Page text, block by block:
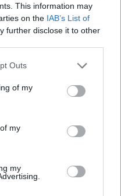
This information may
on the IAB’s List of
further disclose it to other
Outs
of my
my
my
ΤΗΝ ΚΑΤΗΓΟΡΊΑ
Δευτέρα οι σχολές